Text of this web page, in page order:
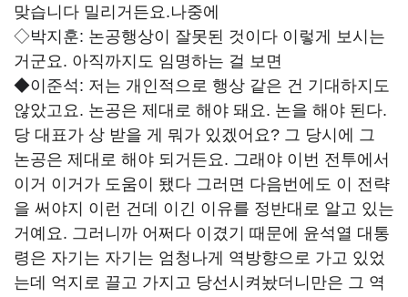
맞습니다 밀리거든요.나중에
◇박지훈: 논공행상이 잘못된 것이다 이렇게 보시는
거군요. 아직까지도 임명하는 걸 보면
◆이준석: 저는 개인적으로 행상 같은 건 기대하지도
않았고요. 논공은 제대로 해야 돼요. 논을 해야 된다.
당 대표가 상 받을 게 뭐가 있겠어요? 그 당시에 그
논공은 제대로 해야 되거든요. 그래야 이번 전투에서
이거 이거가 도움이 됐다 그러면 다음번에도 이 전략
을 써야지 이런 건데 이긴 이유를 정반대로 알고 있는
거예요. 그러니까 어쩌다 이겼기 때문에 윤석열 대통
령은 자기는 자기는 엄청나게 역방향으로 가고 있었
는데 억지로 끌고 가지고 당선시켜놨더니만은 그 역